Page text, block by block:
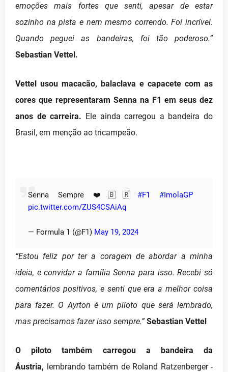
emoções mais fortes que senti, apesar de estar
sozinho na pista e nem mesmo correndo. Foi incrível.
Quando peguei as bandeiras, foi tão poderoso.”
Sebastian Vettel.
Vettel usou macacão, balaclava e capacete com as
cores que representaram Senna na F1 em seus dez
anos de carreira. Ele ainda carregou a bandeira do
Brasil, em menção ao tricampeão.
Senna Sempre ❤️🇧🇷 #F1
#ImolaGP
pic.twitter.com/ZUS4CSAiAq
— Formula 1 (@F1) May 19, 2024
“Estou feliz por ter a coragem de abordar a minha
ideia, e convidar a família Senna para isso. Recebi só
comentários positivos, e senti que era a melhor coisa
para fazer. O Ayrton é um piloto que será lembrado,
mas precisamos fazer isso sempre.” Sebastian Vettel
O piloto também carregou a bandeira da
Áustria, lembrando também de Roland Ratzenberger -